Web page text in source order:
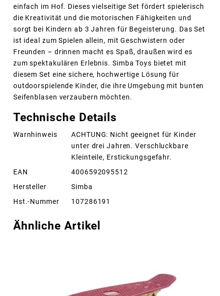
einfach im Hof. Dieses vielseitige Set fördert spielerisch
die Kreativität und die motorischen Fähigkeiten und
sorgt bei Kindern ab 3 Jahren für Begeisterung. Das Set
ist ideal zum Spielen allein, mit Geschwistern oder
Freunden – drinnen macht es Spaß, draußen wird es
zum spektakulären Erlebnis. Simba Toys bietet mit
diesem Set eine sichere, hochwertige Lösung für
outdoorspielende Kinder, die ihre Umgebung mit bunten
Seifenblasen verzaubern möchten.
Technische Details
Warnhinweis
ACHTUNG: Nicht geeignet für Kinder
unter drei Jahren. Verschluckbare
Kleinteile, Erstickungsgefahr.
EAN
4006592095512
Hersteller
Simba
Hst.-Nummer
107286191
Ähnliche Artikel